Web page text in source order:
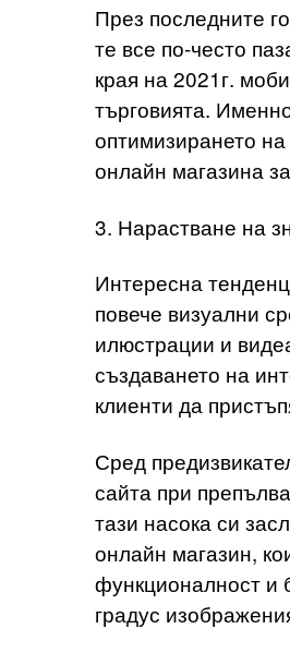
През последните
те все по-често
края на 2021г.
търговията.
оптимизирането
онлайн магазина
3. Нарастване на
Интересна
повече визуални
илюстрации и
създаването на
клиенти да
Сред
сайта при
тази насока си
онлайн магазин,
функционалност и
градус